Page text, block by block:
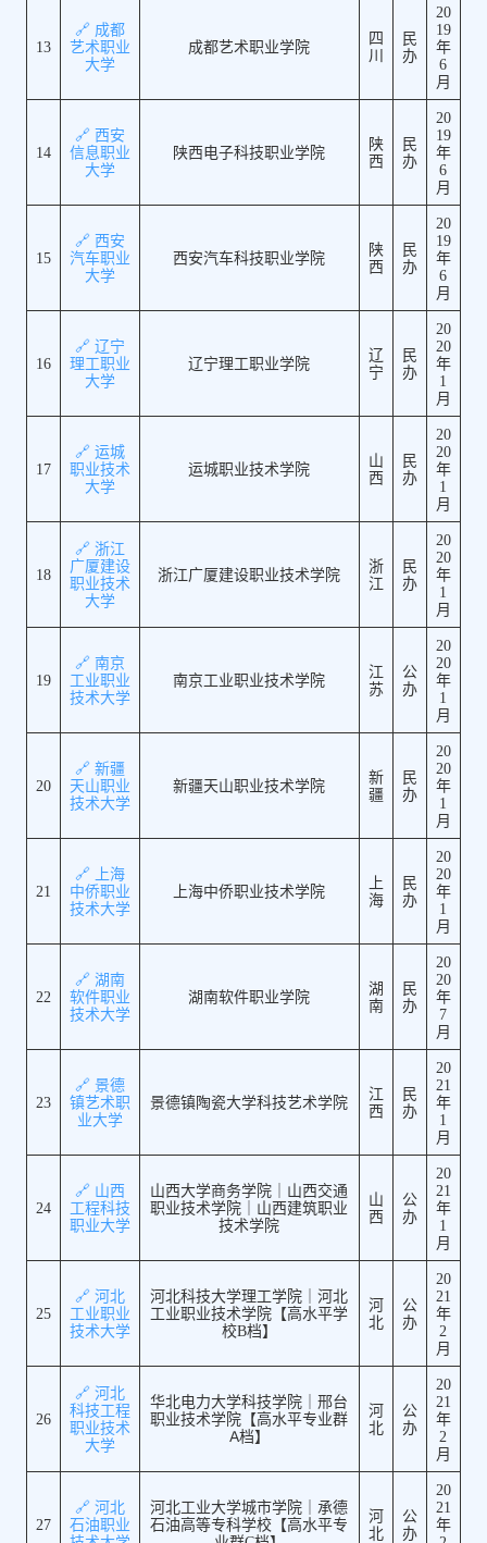
13
🔗 成都
艺术职业
大学
成都艺术职业学院
四
川
民
办
20
19
年
6
月
14
🔗 西安
信息职业
大学
陕西电子科技职业学院
陕
西
民
办
20
19
年
6
月
15
🔗 西安
汽车职业
大学
西安汽车科技职业学院
陕
西
民
办
20
19
年
6
月
16
🔗 辽宁
理工职业
大学
辽宁理工职业学院
辽
宁
民
办
20
20
年
1
月
17
🔗 运城
职业技术
大学
运城职业技术学院
山
西
民
办
20
20
年
1
月
18
🔗 浙江
广厦建设
职业技术
大学
浙江广厦建设职业技术学院
浙
江
民
办
20
20
年
1
月
19
🔗 南京
工业职业
技术大学
南京工业职业技术学院
江
苏
公
办
20
20
年
1
月
20
🔗 新疆
天山职业
技术大学
新疆天山职业技术学院
新
疆
民
办
20
20
年
1
月
21
🔗 上海
中侨职业
技术大学
上海中侨职业技术学院
上
海
民
办
20
20
年
1
月
22
🔗 湖南
软件职业
技术大学
湖南软件职业学院
湖
南
民
办
20
20
年
7
月
23
🔗 景德
镇艺术职
业大学
景德镇陶瓷大学科技艺术学院
江
西
民
办
20
21
年
1
月
24
🔗 山西
工程科技
职业大学
山西大学商务学院｜山西交通
职业技术学院｜山西建筑职业
技术学院
山
西
公
办
20
21
年
1
月
25
🔗 河北
工业职业
技术大学
河北科技大学理工学院｜河北
工业职业技术学院【高水平学
校B档】
河
北
公
办
20
21
年
2
月
26
🔗 河北
科技工程
职业技术
大学
华北电力大学科技学院｜邢台
职业技术学院【高水平专业群
A档】
河
北
公
办
20
21
年
2
月
27
🔗 河北
石油职业
河北工业大学城市学院｜承德
石油高等专科学校【高水平专
河
北
公
办
20
21
年